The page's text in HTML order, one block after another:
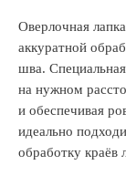
Оверлочная
аккуратной
шва.
на нужном
и обеспечивая
идеально
обработку краёв